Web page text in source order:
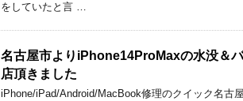
をしていたと言 …
名古屋市よりiPhone14ProMaxの水没＆
店頂きました
iPhone/iPad/Android/MacBook修理のクイック名古